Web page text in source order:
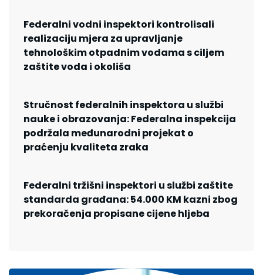
Federalni vodni inspektori kontrolisali
realizaciju mjera za upravljanje
tehnološkim otpadnim vodama s ciljem
zaštite voda i okoliša
Stručnost federalnih inspektora u službi
nauke i obrazovanja: Federalna inspekcija
podržala međunarodni projekat o
praćenju kvaliteta zraka
Federalni tržišni inspektori u službi zaštite
standarda građana: 54.000 KM kazni zbog
prekoračenja propisane cijene hljeba